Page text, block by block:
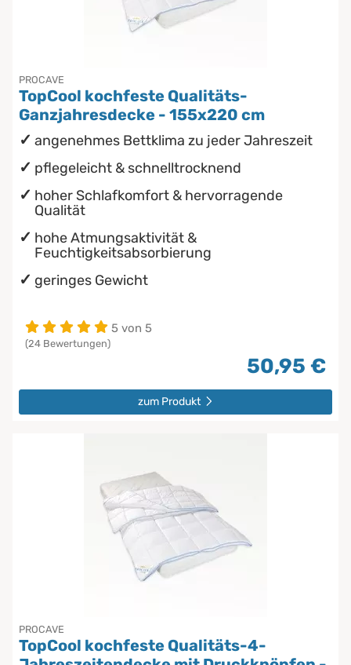
PROCAVE
TopCool kochfeste Qualitäts-
Ganzjahresdecke - 155x220 cm
angenehmes Bettklima zu jeder Jahreszeit
pflegeleicht & schnelltrocknend
hoher Schlafkomfort & hervorragende
Qualität
hohe Atmungsaktivität &
Feuchtigkeitsabsorbierung
geringes Gewicht
5 von 5
(24 Bewertungen)
50,95 €
zum Produkt
PROCAVE
TopCool kochfeste Qualitäts-4-
Inkontinenzunterlagen
Chinesische Organuhr
Die besten Sommerbettdecken
Die richtige Matratze kaufen